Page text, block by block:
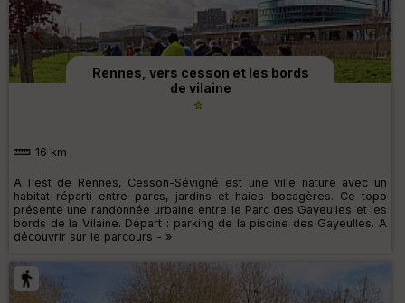
Rennes, vers cesson et les bords
de vilaine
16 km
A l'est de Rennes, Cesson-Sévigné est une ville nature avec un
habitat réparti entre parcs, jardins et haies bocagères. Ce topo
présente une randonnée urbaine entre le Parc des Gayeulles et les
bords de la Vilaine. Départ : parking de la piscine des Gayeulles. A
découvrir sur le parcours - »